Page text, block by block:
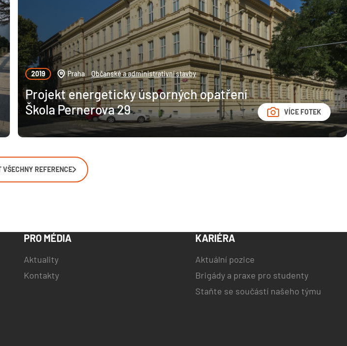
Projekt energeticky úsporných opatření
Škola Pernerova 29
2019 Praha Občanské a administrativní stavby
VÍCE FOTEK
VŠECHNY REFERENCE
PRO MÉDIA
Aktuality
Kontakty
KARIÉRA
Aktuální pozice
Brigády a praxe pro studenty
Staňte se součástí našeho týmu